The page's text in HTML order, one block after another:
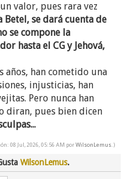
valor, pues rara vez
Betel, se dará cuenta de
se compone la
hasta el CG y Jehová,
años, han cometido una
injusticias, han
Pero nunca han
diran, pues bien dicen
08 Jul, 2026, 05:56 AM porWilsonLemus.)
WilsonLemus.